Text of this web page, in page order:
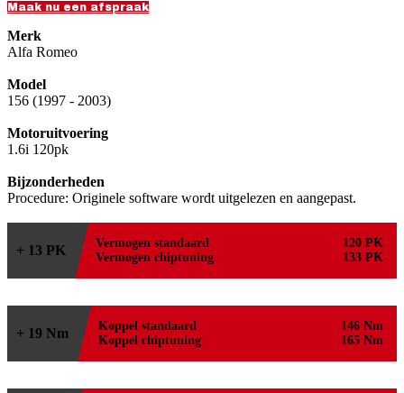
Maak nu een afspraak
Merk
Alfa Romeo
Model
156 (1997 - 2003)
Motoruitvoering
1.6i 120pk
Bijzonderheden
Procedure: Originele software wordt uitgelezen en aangepast.
+ 13 PK Vermogen standaard
120 PK
Vermogen chiptuning
133 PK
+ 19 Nm Koppel standaard
146 Nm
Koppel chiptuning
165 Nm